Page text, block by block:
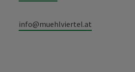
info@muehlviertel.at